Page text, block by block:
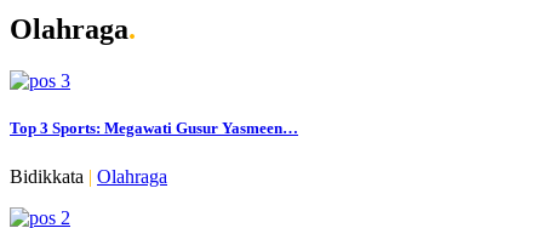
Olahraga.
Top 3 Sports: Megawati Gusur Yasmeen…
Bidikkata | Olahraga